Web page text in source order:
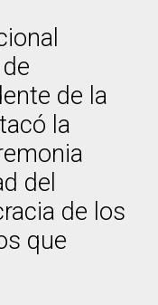
de la
la
del
de los
que